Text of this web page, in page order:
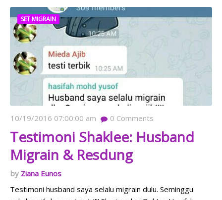
SET MIGRAIN
10/19/2016 07:00:00 am 0 Comments
Testimoni Shaklee: Husband
Migrain & Resdung
Ziana Eunos
Testimoni husband saya selalu migrain dulu. Seminggu